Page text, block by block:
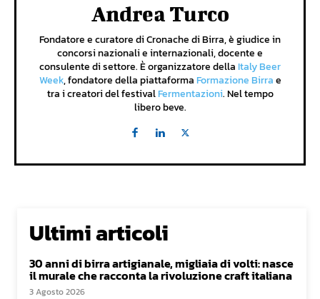
Andrea Turco
Fondatore e curatore di Cronache di Birra, è giudice in
concorsi nazionali e internazionali, docente e
consulente di settore. È organizzatore della Italy Beer
Week, fondatore della piattaforma Formazione Birrae
tra i creatori del festivalFermentazioni. Nel tempo
libero beve.
Ultimi articoli
30 anni di birra artigianale, migliaia di volti: nasce
il murale che racconta la rivoluzione craft italiana
3 Agosto 2026